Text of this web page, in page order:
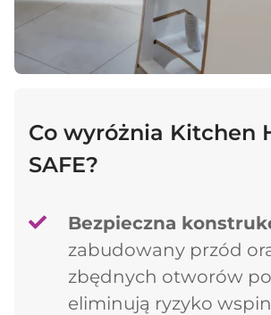
Co wyróżnia Kitchen
SAFE?
Bezpieczna
zabudowany przód
zbędnych otworów
eliminują ryzyko